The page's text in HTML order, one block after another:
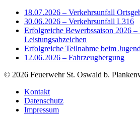
18.07.2026 – Verkehrsunfall
30.06.2026 – Verkehrsunfall L316
Erfolgreiche Bewerbssaison 2026 –
Leistungsabzeichen
Erfolgreiche Teilnahme beim
12.06.2026 – Fahrzeugbergung
© 2026 Feuerwehr St. Oswald b.
Kontakt
Datenschutz
Impressum